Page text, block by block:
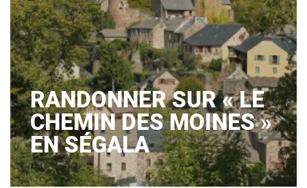
RANDONNER SUR « LE
CHEMIN DES MOINES »
EN SÉGALA